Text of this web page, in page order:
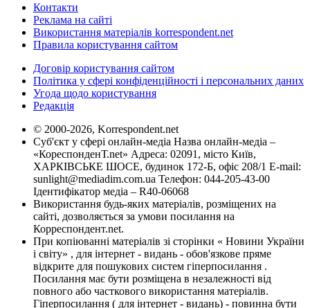
Контакти
Реклама на сайті
Використання матеріалів korrespondent.net
Правила користування сайтом
Договір користування сайтом
Політика у сфері конфіденційності і персональних даних
Угода щодо користування
Редакція
© 2000-2026, Korrespondent.net
Суб'єкт у сфері онлайн-медіа Назва онлайн-медіа –
«КореспонденТ.net» Адреса: 02091, місто Київ,
ХАРКІВСЬКЕ ШОСЕ, будинок 172-Б, офіс 208/1 E-mail:
sunlight@mediadim.com.ua Телефон: 044-205-43-00
Ідентифікатор медіа – R40-06068
Використання будь-яких матеріалів, розміщених на
сайті, дозволяється за умови посилання на
Корреспондент.net.
При копіюванні матеріалів зі сторінки « Новини України
і світу» , для інтернет - видань - обов'язкове пряме
відкрите для пошукових систем гіперпосилання .
Посилання має бути розміщена в незалежності від
повного або часткового використання матеріалів.
Гіперпосилання ( для інтернет - видань) - повинна бути